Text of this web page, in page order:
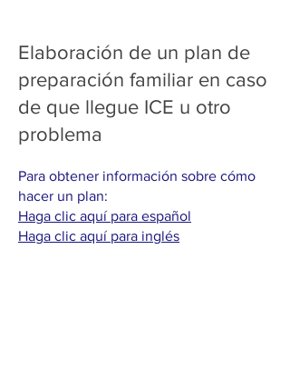
Elaboración de un plan de
preparación familiar en caso
de que llegue ICE u otro
problema
Para obtener información sobre cómo
hacer un plan:
Haga clic aquí para español
Haga clic aquí para inglés